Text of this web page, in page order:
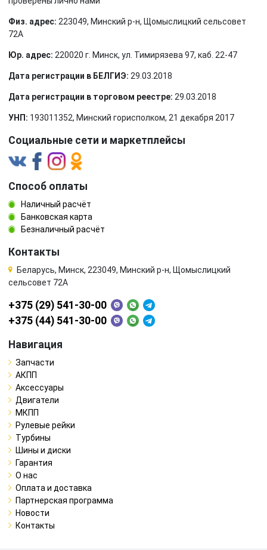
Физ. адрес: 223049, Минский р-н, Щомыслицкий сельсовет
72А
Юр. адрес: 220020 г. Минск, ул. Тимирязева 97, каб. 22-47
Дата регистрации в БЕЛГИЭ: 29.03.2018
Дата регистрации в торговом реестре: 29.03.2018
УНП: 193011352, Минский горисполком, 21 декабря 2017
Социальные сети и маркетплейсы
Способ оплаты
Наличный расчёт
Банковская карта
Безналичный расчёт
Контакты
Беларусь, Минск, 223049, Минский р-н, Щомыслицкий
сельсовет 72А
+375 (29) 541-30-00
+375 (44) 541-30-00
Навигация
Запчасти
АКПП
Аксессуары
Двигатели
МКПП
Рулевые рейки
Турбины
Шины и диски
Гарантия
О нас
Оплата и доставка
Партнерская программа
Новости
Контакты